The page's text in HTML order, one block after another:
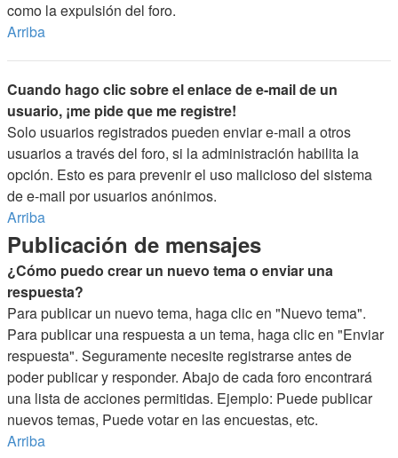
como la expulsión del foro.
Arriba
Cuando hago clic sobre el enlace de e-mail de un
usuario, ¡me pide que me registre!
Solo usuarios registrados pueden enviar e-mail a otros
usuarios a través del foro, si la administración habilita la
opción. Esto es para prevenir el uso malicioso del sistema
de e-mail por usuarios anónimos.
Arriba
Publicación de mensajes
¿Cómo puedo crear un nuevo tema o enviar una
respuesta?
Para publicar un nuevo tema, haga clic en "Nuevo tema".
Para publicar una respuesta a un tema, haga clic en "Enviar
respuesta". Seguramente necesite registrarse antes de
poder publicar y responder. Abajo de cada foro encontrará
una lista de acciones permitidas. Ejemplo: Puede publicar
nuevos temas, Puede votar en las encuestas, etc.
Arriba